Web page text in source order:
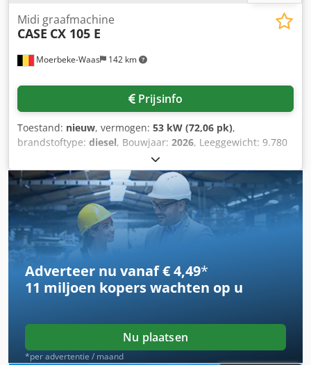
Moerbeke-Waas 142 km
Midi graafmachine
CASE CX 105 E
Prijsinfo
Toestand: nieuw, vermogen: 53 kW (72,06 pk),
brandstoftype: diesel, Bouwjaar: 2026, Leeggewicht: 9.780
kg Neem contact op met KEY-TEC Sales voor meer
informatie. Credpfozrrw Ajx Ahuof
Adverteer nu vanaf € 4,49*
11 miljoen koperswachten op u
Nu plaatsen
*per advertentie / maand